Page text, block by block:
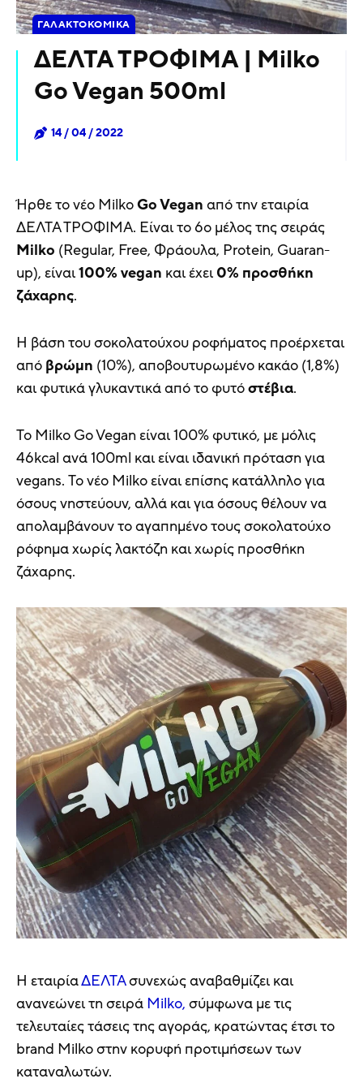
ΓΑΛΑΚΤΟΚΟΜΙΚΆ
ΔΕΛΤΑ ΤΡΟΦΙΜΑ | Milko
Go Vegan 500ml
14 / 04 / 2022
Ήρθε το νέο MilkoGo Vegan από την εταιρία
ΔΕΛΤΑ ΤΡΟΦΙΜΑ. Είναι το 6o μέλος της σειράς
Milko (Regular, Free, Φράουλα, Protein, Guaran-
up), είναι100% vegan και έχει 0% προσθήκη
ζάχαρης.
Η βάση του σοκολατούχου ροφήματος προέρχεται
από βρώμη (10%), αποβουτυρωμένο κακάο (1,8%)
και φυτικά γλυκαντικά από το φυτόστέβια.
Το Milko Go Vegan είναι 100% φυτικό, με μόλις
46kcal ανά 100ml και είναι ιδανική πρόταση για
vegans. Το νέο Milko είναι επίσης κατάλληλο για
όσους νηστεύουν, αλλά και για όσους θέλουν να
απολαμβάνουν το αγαπημένο τους σοκολατούχο
ρόφημα χωρίς λακτόζη και χωρίς προσθήκη
ζάχαρης.
Η εταιρίαΔΕΛΤΑσυνεχώς αναβαθμίζει και
ανανεώνει τη σειρά Milko, σύμφωνα με τις
τελευταίες τάσεις της αγοράς, κρατώντας έτσι το
brand Milko στην κορυφή προτιμήσεων των
καταναλωτών.